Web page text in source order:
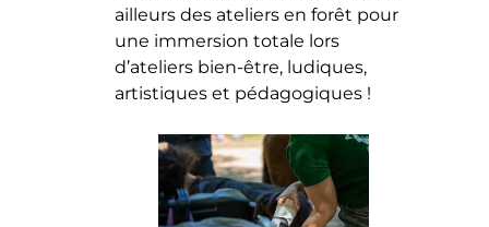
ailleurs des ateliers en forêt pour
une immersion totale lors
d’ateliers bien-être, ludiques,
artistiques et pédagogiques !